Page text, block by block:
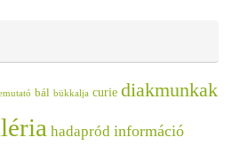
bál bükkalja curie diakmunkak
hadapród információ